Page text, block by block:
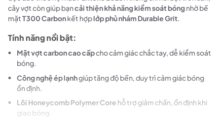
cây vợt còn giúp bạncải thiện khả năng kiểm soát bóngnhờ bề
mặtT300 Carbonkết hợplớp phủ nhám Durable Grit.
Tính năng nổi bật:
Mặt vợt carbon cao cấpcho cảm giác chắc tay, dễ kiểm soát
bóng.
Công nghệ ép lạnhgiúp tăng độ bền, duy trì cảm giác bóng
ổn định.
Lõi Honeycomb Polymer Core hỗ trợ giảm chấn, ổn định khi
giao bóng.